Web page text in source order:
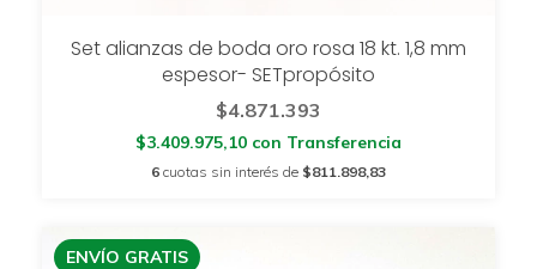
Set alianzas de boda oro rosa 18 kt. 1,8 mm
espesor- SETpropósito
$4.871.393
$3.409.975,10 con Transferencia
6 cuotas sin interés de $811.898,83
ENVÍO GRATIS